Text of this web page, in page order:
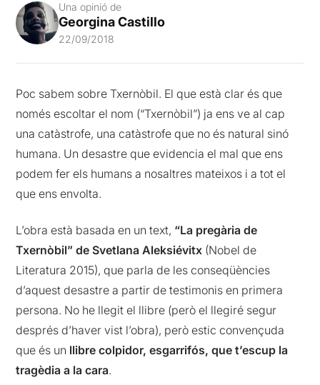
Una opinió de
Georgina Castillo
22/09/2018
Poc sabem sobre Txernòbil. El que està clar és que
només escoltar el nom (“Txernòbil”) ja ens ve al cap
una catàstrofe, una catàstrofe que no és natural sinó
humana. Un desastre que evidencia el mal que ens
podem fer els humans a nosaltres mateixos i a tot el
que ens envolta.
L’obra està basada en un text, “La pregària de
Txernòbil” de Svetlana Aleksiévitx (Nobel de
Literatura 2015), que parla de les conseqüències
d’aquest desastre a partir de testimonis en primera
persona. No he llegit el llibre (però el llegiré segur
després d’haver vist l’obra), però estic convençuda
que és un llibre colpidor, esgarrifós, que t’escup la
tragèdia a la cara.